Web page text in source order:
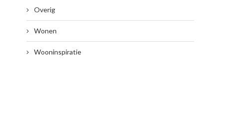
Overig
Wonen
Wooninspiratie